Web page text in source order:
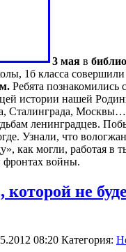
3 мая в
1б класса совершили
Ребята познакомились
истории нашей
Сталинграда, Москвы…
ленинградцев.
Узнали, что
как могли, работая в
фронтах войны.
не
08:20 Категория: